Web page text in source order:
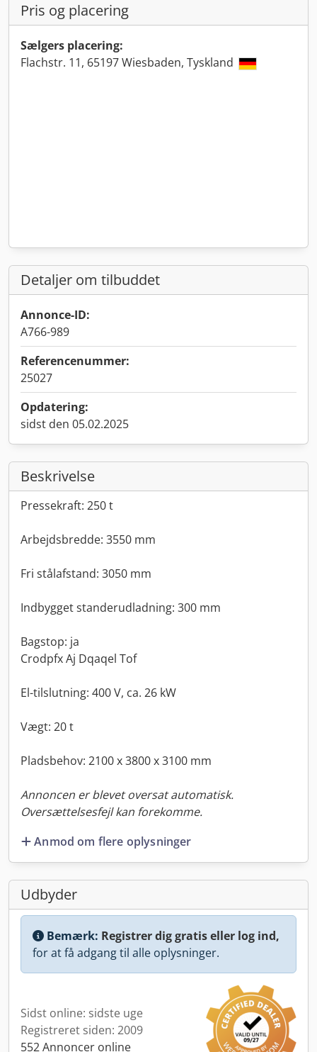
Pris og placering
Sælgers placering:
Flachstr. 11, 65197 Wiesbaden, Tyskland
Detaljer om tilbuddet
Annonce-ID:
A766-989
Referencenummer:
25027
Opdatering:
sidst den 05.02.2025
Beskrivelse
Pressekraft: 250 t
Arbejdsbredde: 3550 mm
Fri stålafstand: 3050 mm
Indbygget standerudladning: 300 mm
Bagstop: ja
Crodpfx Aj Dqaqel Tof
El-tilslutning: 400 V, ca. 26 kW
Vægt: 20 t
Pladsbehov: 2100 x 3800 x 3100 mm
Annoncen er blevet oversat automatisk.
Oversættelsesfejl kan forekomme.
Anmod om flere oplysninger
Udbyder
Bemærk: Registrer dig gratis eller log ind,
for at få adgang til alle oplysninger.
Sidst online: sidste uge
Registreret siden: 2009
552 Annoncer online